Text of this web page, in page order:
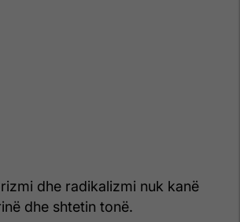
dhe radikalizmi nuk kanë
dhe shtetin tonë.